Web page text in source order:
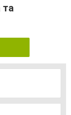
та